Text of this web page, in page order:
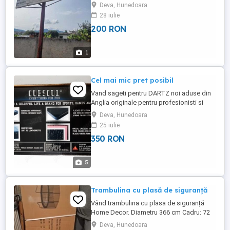
1
Deva, Hunedoara
28 iulie
200 RON
5
Cel mai mic pret posibil
Vand sageti pentru DARTZ noi aduse din
Anglia originale pentru profesionisti si
amatori .Detalii la tel.
Deva, Hunedoara
25 iulie
350 RON
Trambulina cu plasă de siguranță
Vând trambulina cu plasa de siguranță
Home Decor. Diametru 366 cm Cadru: 72
arcuri din zinc, picioare galvanizate 4
Deva, Hunedoara